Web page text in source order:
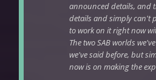
announced details, and
details and simply can't
to work on it right now
The two SAB worlds
we've said before, but
now is on making the